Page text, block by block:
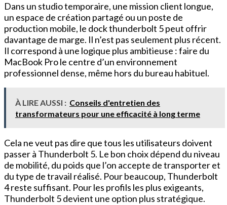
Dans un studio temporaire, une mission client longue,
un espace de création partagé ou un poste de
production mobile, le dock thunderbolt 5 peut offrir
davantage de marge. Il n’est pas seulement plus récent.
Il correspond à une logique plus ambitieuse : faire du
MacBook Pro le centre d’un environnement
professionnel dense, même hors du bureau habituel.
À LIRE AUSSI : Conseils d'entretien des
transformateurs pour une efficacité à long terme
Cela ne veut pas dire que tous les utilisateurs doivent
passer à Thunderbolt 5. Le bon choix dépend du niveau
de mobilité, du poids que l’on accepte de transporter et
du type de travail réalisé. Pour beaucoup, Thunderbolt
4 reste suffisant. Pour les profils les plus exigeants,
Thunderbolt 5 devient une option plus stratégique.